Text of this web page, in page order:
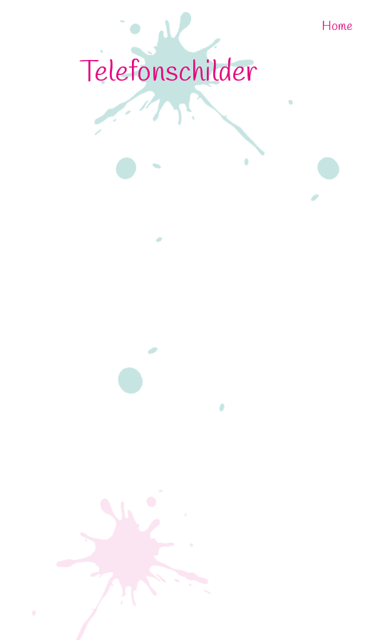
Home
Telefonschilder